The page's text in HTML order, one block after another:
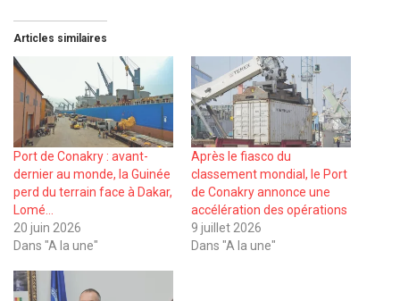
Articles similaires
Port de Conakry : avant-
dernier au monde, la Guinée
perd du terrain face à Dakar,
Lomé…
20 juin 2026
Dans "A la une"
Après le fiasco du
classement mondial, le Port
de Conakry annonce une
accélération des opérations
9 juillet 2026
Dans "A la une"